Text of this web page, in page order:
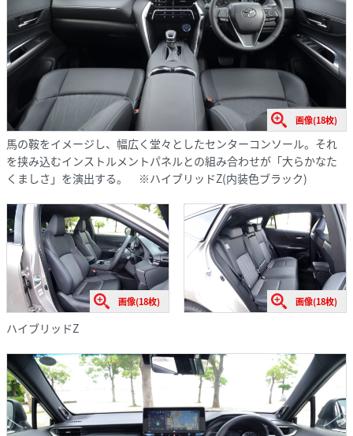
画像(18枚)
馬の鞍をイメージし、幅広く堂々としたセンターコンソール。それ
を挟み込むインストルメントパネルとの組み合わせが「大らかなた
くましさ」を演出する。 ※ハイブリッドZ(内装色ブラック)
画像(18枚) 画像(18枚)
ハイブリッドZ